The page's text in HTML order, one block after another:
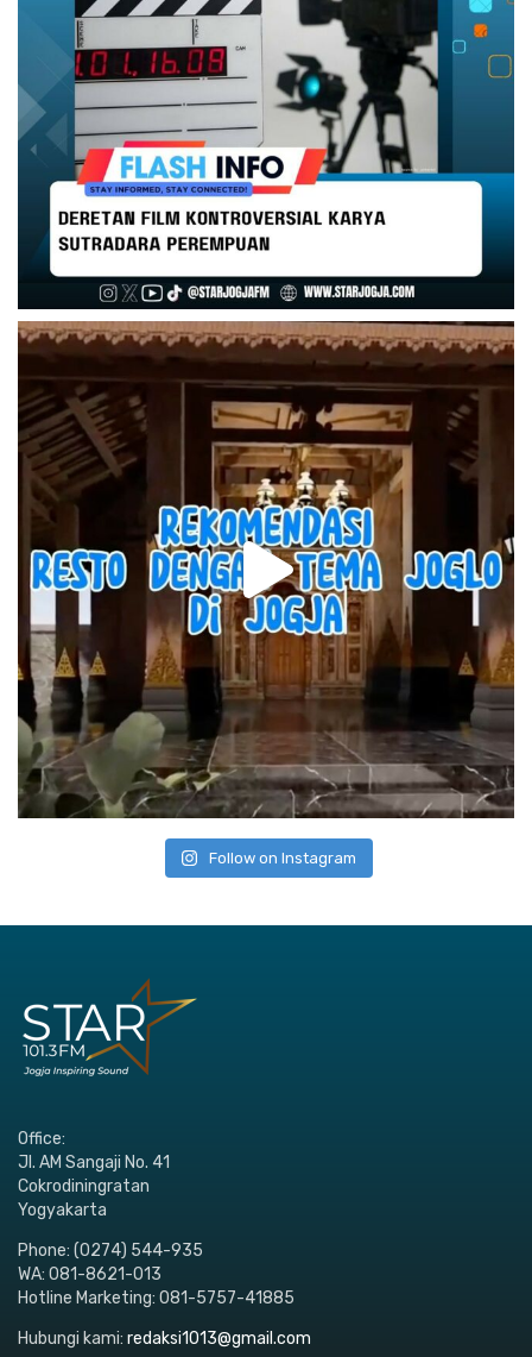
Follow on Instagram
Office:
Jl. AM Sangaji No. 41
Cokrodiningratan
Yogyakarta
Phone: (0274) 544-935
WA: 081-8621-013
Hotline Marketing: 081-5757-41885
Hubungi kami: redaksi1013@gmail.com